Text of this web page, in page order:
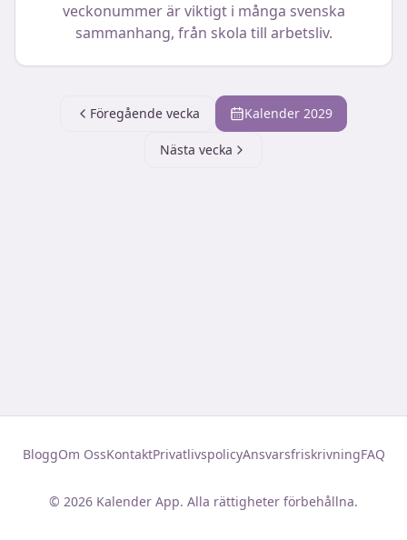
veckonummer är viktigt i många svenska
sammanhang, från skola till arbetsliv.
Föregående vecka Kalender 2029
Nästa vecka
BloggOm OssKontaktPrivatlivspolicyAnsvarsfriskrivningFAQ
© 2026 Kalender App. Alla rättigheter förbehållna.